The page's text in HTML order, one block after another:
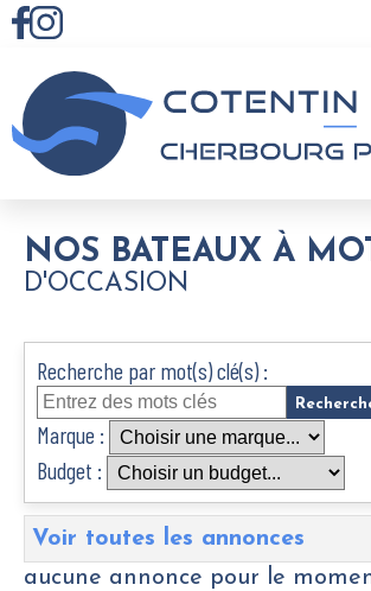
NOS BATEAUX À
D'OCCASION
Recherche par mot(s) clé(s) :
Marque :
Budget :
Voir toutes les annonces
aucune annonce pour le